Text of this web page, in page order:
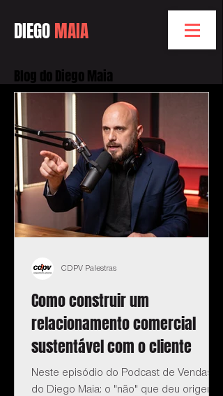
DIEGOMAIA
Blog do Diego Maia
Como construir um
relacionamento comercial
sustentável com o cliente
Neste episódio do Podcast de Vendas
do Diego Maia: o "não" que deu origem a
CDPV Palestras